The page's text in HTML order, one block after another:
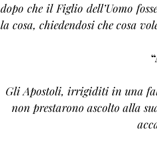
dopo che il Figlio dell’Uomo
la cosa, chiedendosi che cosa
Gli Apostoli, irrigiditi in una
non prestarono ascolto alla